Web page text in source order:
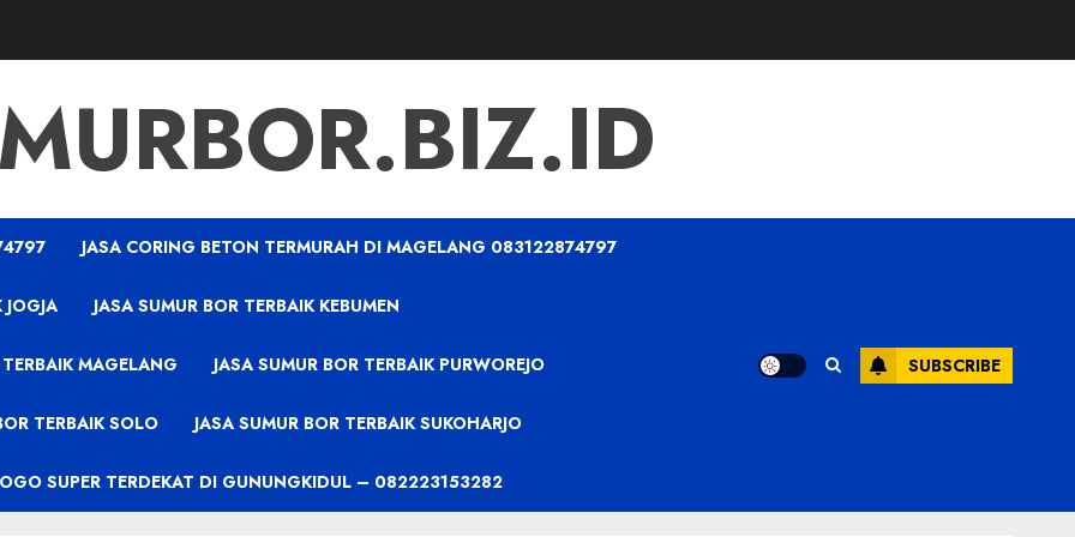
JASA CORING BETON TERMURAH DI MAGELANG 083122874797
JOGJA JASA SUMUR BOR TERBAIK KEBUMEN
MAGELANG JASA SUMUR BOR TERBAIK PURWOREJO
TERBAIK SOLO JASA SUMUR BOR TERBAIK SUKOHARJO
SUPER TERDEKAT DI GUNUNGKIDUL – 082223153282
SUBSCRIBE